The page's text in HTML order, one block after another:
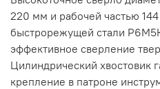
220 мм и рабочей частью
быстрорежущей стали
эффективное сверление
Цилиндрический хвостовик
крепление в патроне